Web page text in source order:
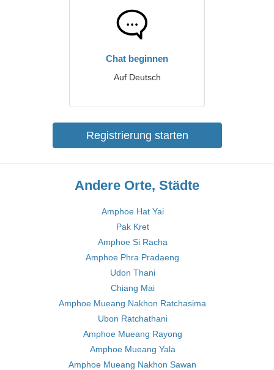
Chat beginnen
Auf Deutsch
Registrierung starten
Andere Orte, Städte
Amphoe Hat Yai
Pak Kret
Amphoe Si Racha
Amphoe Phra Pradaeng
Udon Thani
Chiang Mai
Amphoe Mueang Nakhon Ratchasima
Ubon Ratchathani
Amphoe Mueang Rayong
Amphoe Mueang Yala
Amphoe Mueang Nakhon Sawan